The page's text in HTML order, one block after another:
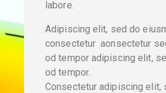
labore.
Adipiscing elit, sed do
consectetur aonsectetur
od tempor adipiscing elit,
od tempor.
Consectetur adipiscing elit,